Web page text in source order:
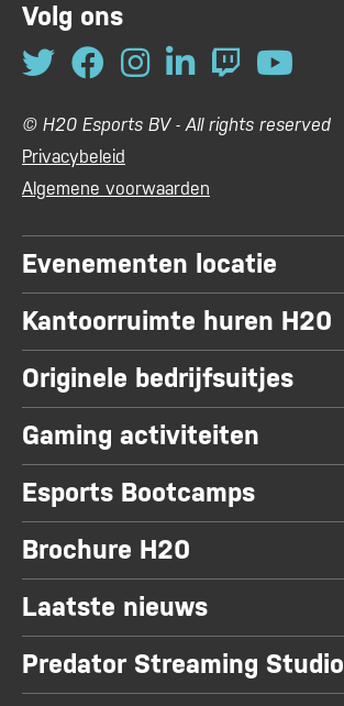
Volg ons
© H20 Esports BV - All rights reserved
Privacybeleid
Algemene voorwaarden
Evenementen locatie
Kantoorruimte huren H20
Originele bedrijfsuitjes
Gaming activiteiten
Esports Bootcamps
Brochure H20
Laatste nieuws
Predator Streaming Studio